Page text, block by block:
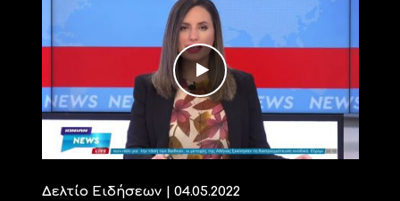
Δελτίο Ειδήσεων | 04.05.2022